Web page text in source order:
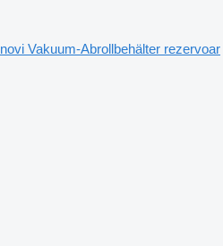
novi Vakuum-Abrollbehälter rezervoar